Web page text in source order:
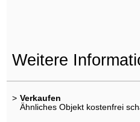
Weitere
> Verkaufen
Ähnliches Objekt kostenfrei